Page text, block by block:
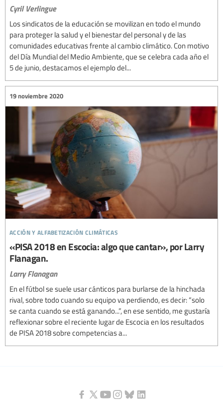
Cyril Verlingue
Los sindicatos de la educación se movilizan en todo el mundo
para proteger la salud y el bienestar del personal y de las
comunidades educativas frente al cambio climático. Con motivo
del Día Mundial del Medio Ambiente, que se celebra cada año el
5 de junio, destacamos el ejemplo del...
acción y alfabetización climáticas
19 noviembre 2020
«PISA 2018 en Escocia: algo que cantar», por Larry
Flanagan.
Larry Flanagan
En el fútbol se suele usar cánticos para burlarse de la hinchada
rival, sobre todo cuando su equipo va perdiendo, es decir: “solo
se canta cuando se está ganando...”, en ese sentido, me gustaría
reflexionar sobre el reciente lugar de Escocia en los resultados
de PISA 2018 sobre competencias a...